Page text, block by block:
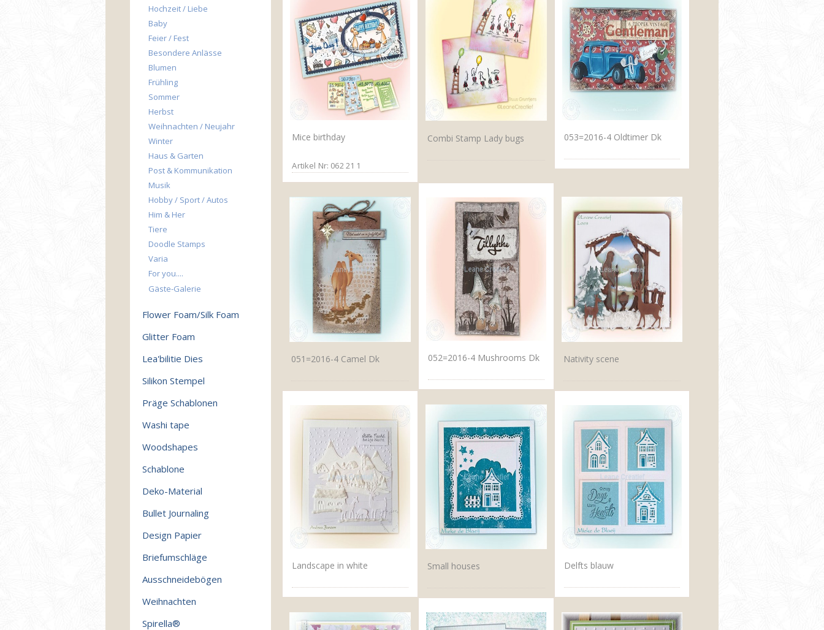
Mice birthday
Artikel Nr: 062 21 1
Combi Stamp Lady bugs 053=2016-4 Oldtimer Dk
051=2016-4 Camel Dk 052=2016-4 Mushrooms Dk Nativity scene
Landscape in white Small houses Delfts blauw
Hochzeit / Liebe
Baby
Feier / Fest
Besondere Anlässe
Blumen
Frühling
Sommer
Herbst
Weihnachten / Neujahr
Winter
Haus & Garten
Post & Kommunikation
Musik
Hobby / Sport / Autos
Him & Her
Tiere
Doodle Stamps
Varia
For you....
Gäste-Galerie
Flower Foam/Silk Foam
Glitter Foam
Lea'bilitie Dies
Silikon Stempel
Präge Schablonen
Washi tape
Woodshapes
Schablone
Deko-Material
Bullet Journaling
Design Papier
Briefumschläge
Ausschneidebögen
Weihnachten
Spirella®